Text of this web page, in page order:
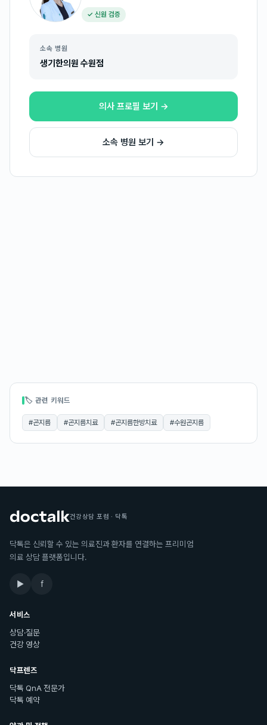
✓ 신원 검증
소속 병원
생기한의원 수원점
의사 프로필 보기 →
소속 병원 보기 →
🏷 관련 키워드
#곤지름 #곤지름치료 #곤지름한방치료 #수원곤지름
건강상담 포럼 · 닥톡
닥톡은 신뢰할 수 있는 의료진과 환자를 연결하는 프리미엄
의료 상담 플랫폼입니다.
▶ f
서비스
상담·질문
건강 영상
닥프렌즈
닥톡 QnA 전문가
닥톡 예약